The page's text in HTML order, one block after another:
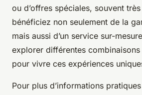
ou d’offres spéciales, souvent
bénéficiez non seulement de la
mais aussi d’un service sur-
explorer différentes
pour vivre ces expériences
Pour plus d’informations